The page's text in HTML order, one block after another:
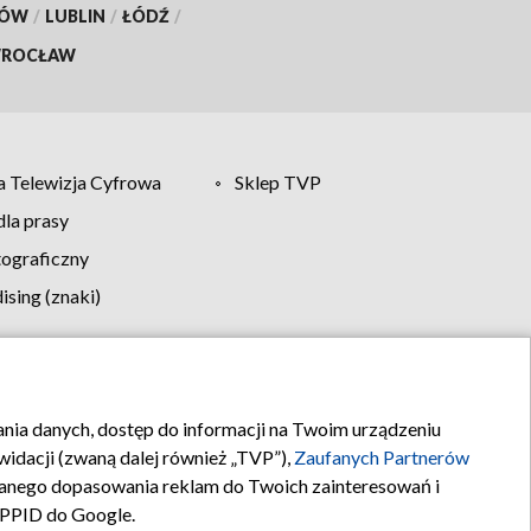
/ LUBLIN / ŁÓDŹ /
Telewizja Cyfrowa
Sklep TVP
prasy
(znaki)
Kontakt
danych, dostęp do informacji na Twoim urządzeniu
(zwaną dalej również „TVP”), Zaufanych Partnerów
dopasowania reklam do Twoich zainteresowań i
do Google.